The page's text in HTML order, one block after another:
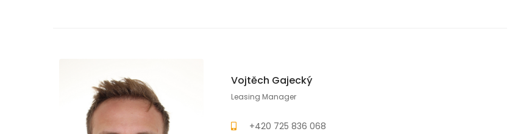
Vojtěch Gajecký
Leasing Manager
+420 725 836 068